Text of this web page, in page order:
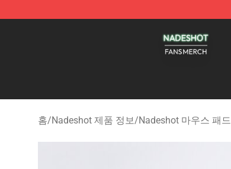
홈/Nadeshot 제품 정보/Nadeshot 마우스 패드